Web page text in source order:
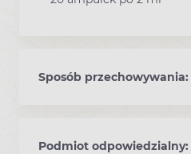
Sposób przechowywania:
Podmiot odpowiedzialny: